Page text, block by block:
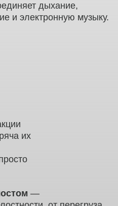
—
дыхание,
и электронную музыку.
их